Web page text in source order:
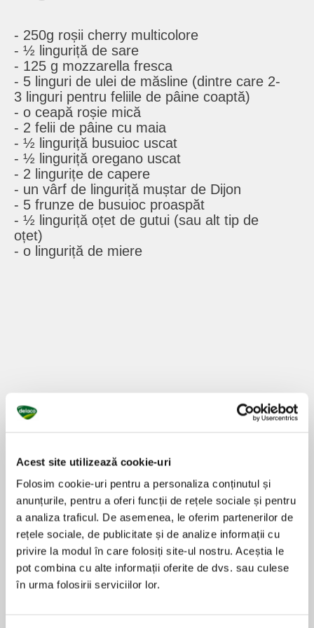
Acest site utilizează cookie-uri
Folosim cookie-uri pentru a personaliza conținutul și
anunțurile, pentru a oferi funcții de rețele sociale și pentru
a analiza traficul. De asemenea, le oferim partenerilor de
rețele sociale, de publicitate și de analize informații cu
privire la modul în care folosiți site-ul nostru. Aceștia le
pot combina cu alte informații oferite de dvs. sau culese
în urma folosirii serviciilor lor.
- 250g roșii cherry multicolore
- ½ linguriță de sare
- 125 g mozzarella fresca
- 5 linguri de ulei de măsline (dintre care 2-
3 linguri pentru feliile de pâine coaptă)
- o ceapă roșie mică
- 2 felii de pâine cu maia
- ½ linguriță busuioc uscat
- ½ linguriță oregano uscat
- 2 lingurițe de capere
- un vârf de linguriță muștar de Dijon
- 5 frunze de busuioc proaspăt
- ½ linguriță oțet de gutui (sau alt tip de
oțet)
- o linguriță de miere
Preparare